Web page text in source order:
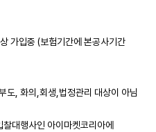
입중 (보험기간에 본공사기간
, 화의,회생,법정관리 대상이 아님
행사인 아이마켓코리아에